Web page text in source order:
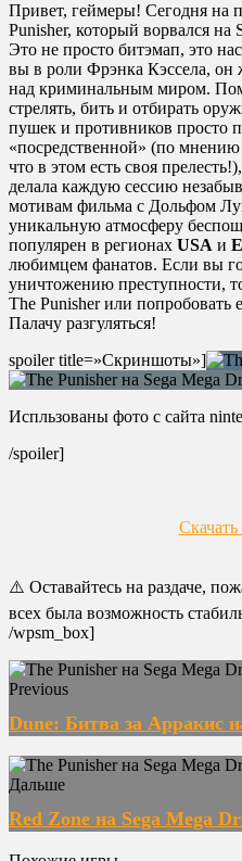
Привет, геймеры! Сегодня на
Punisher, который ворвался на
Это не просто битэмап, это
вы в роли Фрэнка Кэссела, он
над криминальным миром.
стрелять, бить и отбирать
пушек и противников просто
«посредственной» (по
что в этом есть своя
делала каждую сессию
мотивам фильма с Дольфом
уникальную атмосферу
популярен в регионах USA и
любимцем фанатов. Если вы
уничтожению преступности,
The Punisher или попробовать
Палачу разгуляться!
spoiler title=»Скриншоты»]
Испльзованы фото с сайта
/spoiler]
⚠️ Оставайтесь на раздаче,
всех была возможность
/wpsm_box]
Previous
Dune: Битва за Арракис
Дальше
Red Zone на Sega Mega